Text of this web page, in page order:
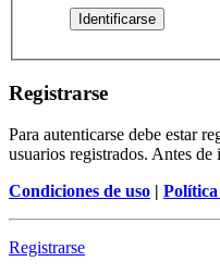
Registrarse
Para autenticarse debe estar
usuarios registrados. Antes
Condiciones de uso |
Registrarse